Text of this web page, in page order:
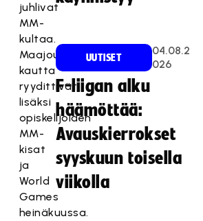
juhlivat
MM-
kultaa.
Maajoukkueiden
kautta
ryydittivät
lisäksi
opiskelijoiden
MM-
kisat
ja
World
Games
heinäkuussa.
UUTISET
04.08.2
026
F-liigan alku
häämöttää:
Avauskierrokset
syyskuun toisella
viikolla